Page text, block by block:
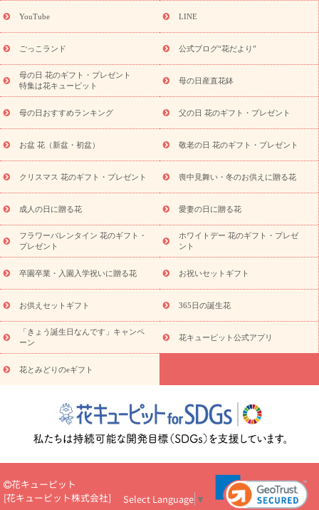
(トルコキキョウ)
9月の誕生花(リンドウ)
ら探す
お祝いの花特集 当日配達特急便 お祝い商品一覧
念日
結婚祝い 出産祝い 退院祝い・快気祝い
寿祝い
プチギフト ペットのお祝いフラワー
供え・お悔やみ商品一覧
お供え・お悔やみの花
四十九日法要以
お供え プリザーブドフラワー
ペットのお供えフラワー
お盆（新
盆・初盆）
その他 お祝い返し お見舞い
お取り寄せギフト
ビジネス用
ご自宅用 観葉植物 ミディ胡蝶蘭
プリザーブ
ドフラワー
スタイルから探す アレンジメント 花束
スタ
ンド花
お祝い お供え・お悔やみ 胡蝶蘭 胡蝶蘭・花鉢
ディ胡蝶蘭・お祝い
ミディ胡蝶蘭・お供え
世界初の青色胡蝶蘭
観葉植物
観葉植物 産直多肉植物
プリザーブドフラワー
お祝い
お供え・お悔やみ 花とセットギフト
セミオーダー
プチギフト（hanamore -ハナモア-）
花とみどりのeギフト
キューピットのeGfit
カラー ピンク イエローオレンジ
レッ
ド
お花の種類 トルコキキョウ
お祝い お祝い・3000円～ お祝い・4000円～
お祝い・
5000円～
お祝い・7000円～ お祝い・ 10000円～
お供え・お
悔やみ
円～
お供え・お悔やみ・
いのマナー
定年退職祝いのマナー
お祝いを贈るときのマナー・
花キューピットのお祝いコラム一覧
誕生日のお花を「色
彩心理学」で選ぶ方法
結婚祝いの予算相場
出産祝いお役立ち情
ール
新築引っ越し祝いコラム お祝い花のマナー総まとめ
職
場上司や先輩へ贈るお祝い花の正解は？
開店祝いの花 選び方ガイ
YouTube LINE
ごっこランド 公式ブログ“花だより”
母の日 花のギフト・プレゼント
特集は花キューピット
母の日産直花鉢
母の日おすすめランキング 父の日 花のギフト・プレゼント
お盆 花（新盆・初盆） 敬老の日 花のギフト・プレゼント
クリスマス 花のギフト・プレゼント 喪中見舞い・冬のお供えに贈る花
成人の日に贈る花 愛妻の日に贈る花
フラワーバレンタイン 花のギフト・
プレゼント
ホワイトデー 花のギフト・プレゼ
ント
卒園卒業・入園入学祝いに贈る花 お祝いセットギフト
お供えセットギフト 365日の誕生花
「きょう誕生日なんです」キャンペ
ーン
花キューピット公式アプリ
花とみどりのeギフト
花キューピット
[花キューピット株式会社] Select Language ▼